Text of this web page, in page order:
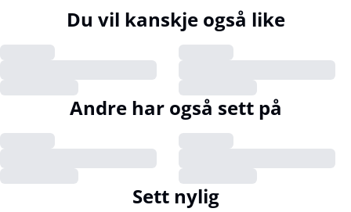
Du vil kanskje også like
Andre har også sett på
Sett nylig